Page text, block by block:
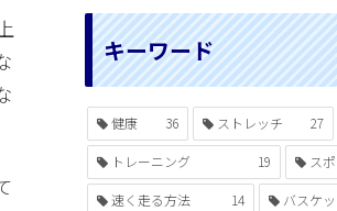
キーワード
健康 36 ストレッチ 27
トレーニング 19 ス
速く走る方法 14 バスケ